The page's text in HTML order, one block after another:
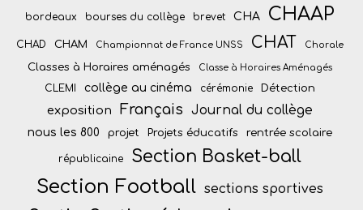
bordeaux bourses du collège brevet CHA CHAAP
CHAD CHAM Championnat de France UNSS CHAT Chorale
Classes à Horaires aménagés Classe à Horaires Aménagés
CLEMI collège au cinéma cérémonie Détection
exposition Français Journal du collège
nous les 800 projet Projets éducatifs rentrée scolaire
républicaine Section Basket-ball
Section Football sections sportives